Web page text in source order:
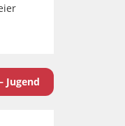
Jugend